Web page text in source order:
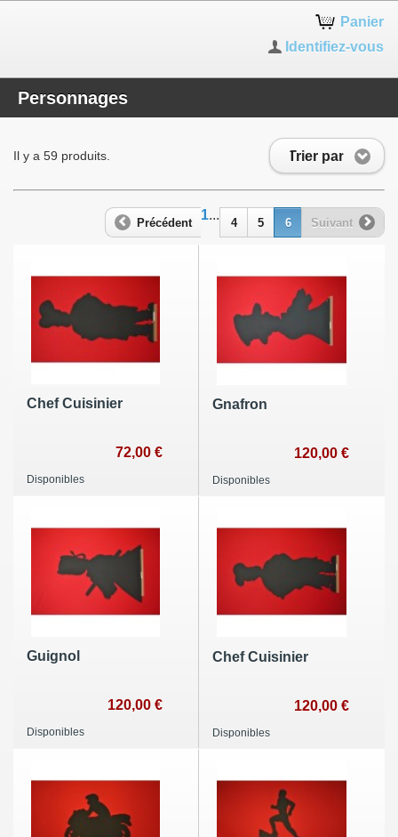
Panier
Identifiez-vous
Personnages
Trier par
Il y a 59 produits.
Précédent
1...
4 5 6 Suivant
Chef Cuisinier
72,00 €
Disponibles
Gnafron
120,00 €
Disponibles
Guignol
120,00 €
Disponibles
Chef Cuisinier
120,00 €
Disponibles